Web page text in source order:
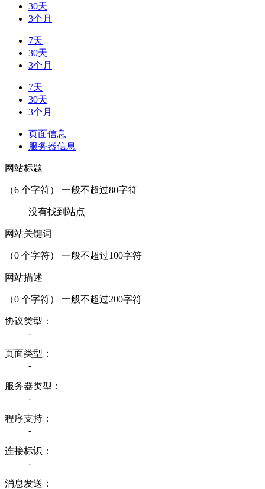
30天
3个月
7天
30天
3个月
7天
30天
3个月
页面信息
服务器信息
网站标题
（6 个字符） 一般不超过80字符
没有找到站点
网站关键词
（0 个字符） 一般不超过100字符
网站描述
（0 个字符） 一般不超过200字符
协议类型：
-
页面类型：
-
服务器类型：
-
程序支持：
-
连接标识：
-
消息发送：